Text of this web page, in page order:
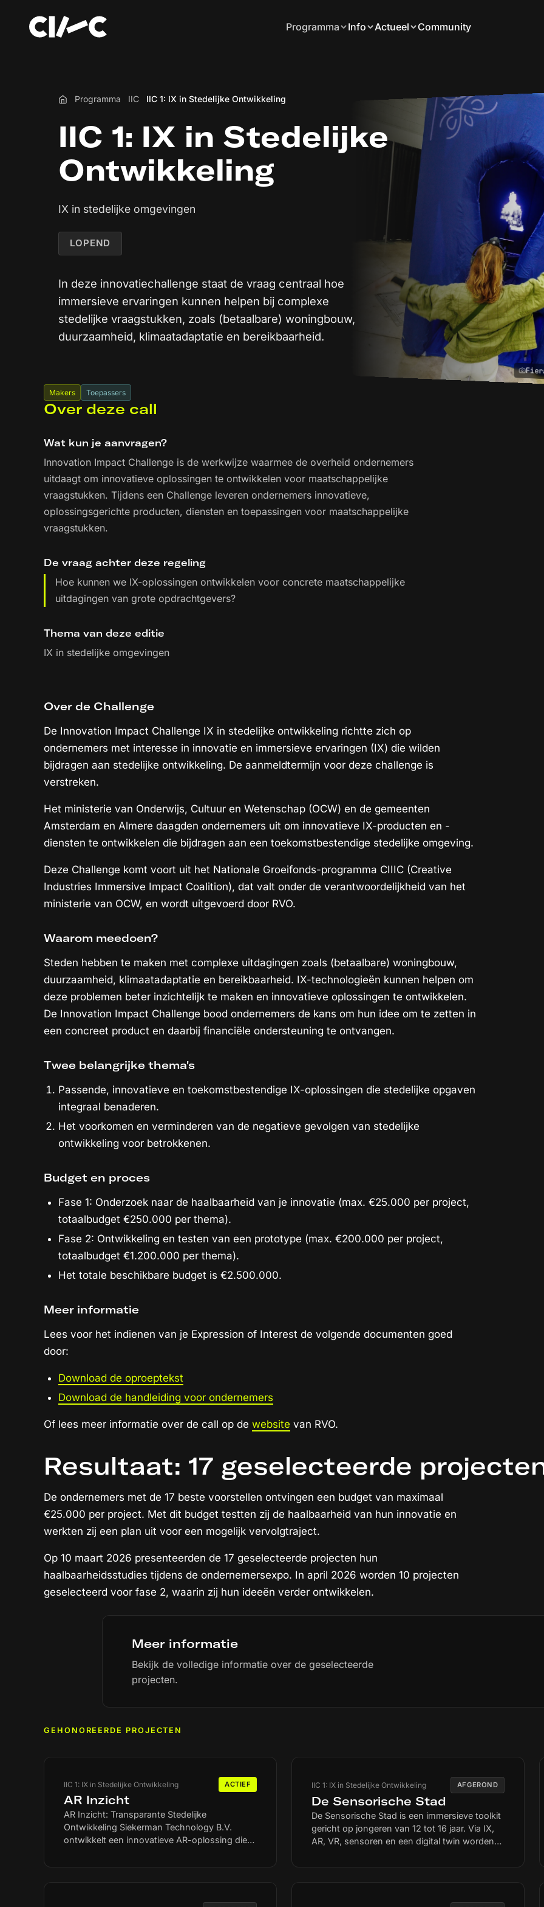
Programma Info Actueel Community
Home
Programma IIC IIC 1: IX in Stedelijke Ontwikkeling
IIC 1: IX in Stedelijke
Ontwikkeling
IX in stedelijke omgevingen
LOPEND
In deze innovatiechallenge staat de vraag centraal hoe
immersieve ervaringen kunnen helpen bij complexe
stedelijke vraagstukken, zoals (betaalbare) woningbouw,
duurzaamheid, klimaatadaptatie en bereikbaarheid.
Makers Toepassers
Over deze call
Wat kun je aanvragen?
Innovation Impact Challenge is de werkwijze waarmee de overheid ondernemers
uitdaagt om innovatieve oplossingen te ontwikkelen voor maatschappelijke
vraagstukken. Tijdens een Challenge leveren ondernemers innovatieve,
oplossingsgerichte producten, diensten en toepassingen voor maatschappelijke
vraagstukken.
De vraag achter deze regeling
Hoe kunnen we IX-oplossingen ontwikkelen voor concrete maatschappelijke
uitdagingen van grote opdrachtgevers?
Thema van deze editie
IX in stedelijke omgevingen
Over de Challenge
De Innovation Impact Challenge IX in stedelijke ontwikkeling richtte zich op
ondernemers met interesse in innovatie en immersieve ervaringen (IX) die wilden
bijdragen aan stedelijke ontwikkeling. De aanmeldtermijn voor deze challenge is
verstreken.
Het ministerie van Onderwijs, Cultuur en Wetenschap (OCW) en de gemeenten
Amsterdam en Almere daagden ondernemers uit om innovatieve IX-producten en -
diensten te ontwikkelen die bijdragen aan een toekomstbestendige stedelijke omgeving.
Deze Challenge komt voort uit het Nationale Groeifonds-programma CIIIC (Creative
Industries Immersive Impact Coalition), dat valt onder de verantwoordelijkheid van het
ministerie van OCW, en wordt uitgevoerd door RVO.
Waarom meedoen?
Steden hebben te maken met complexe uitdagingen zoals (betaalbare) woningbouw,
duurzaamheid, klimaatadaptatie en bereikbaarheid. IX-technologieën kunnen helpen om
deze problemen beter inzichtelijk te maken en innovatieve oplossingen te ontwikkelen.
De Innovation Impact Challenge bood ondernemers de kans om hun idee om te zetten in
een concreet product en daarbij financiële ondersteuning te ontvangen.
Twee belangrijke thema's
Passende, innovatieve en toekomstbestendige IX-oplossingen die stedelijke opgaven
integraal benaderen.
Het voorkomen en verminderen van de negatieve gevolgen van stedelijke
ontwikkeling voor betrokkenen.
Budget en proces
Fase 1: Onderzoek naar de haalbaarheid van je innovatie (max. €25.000 per project,
totaalbudget €250.000 per thema).
Fase 2: Ontwikkeling en testen van een prototype (max. €200.000 per project,
totaalbudget €1.200.000 per thema).
Het totale beschikbare budget is €2.500.000.
Meer informatie
Lees voor het indienen van je Expression of Interest de volgende documenten goed
door:
Download de oproeptekst
Download de handleiding voor ondernemers
Of lees meer informatie over de call op de website van RVO.
Resultaat: 17 geselecteerde
De ondernemers met de 17 beste voorstellen ontvingen een budget van maximaal
€25.000 per project. Met dit budget testten zij de haalbaarheid van hun innovatie en
werkten zij een plan uit voor een mogelijk vervolgtraject.
Op 10 maart 2026 presenteerden de 17 geselecteerde projecten hun
haalbaarheidsstudies tijdens de ondernemersexpo. In april 2026 worden 10 projecten
geselecteerd voor fase 2, waarin zij hun ideeën verder ontwikkelen.
Meer informatie
Bekijk de volledige informatie over de geselecteerde
projecten.
GEHONOREERDE PROJECTEN
IIC 1: IX in Stedelijke Ontwikkeling ACTIEF
AR Inzicht
AR Inzicht: Transparante Stedelijke
Ontwikkeling Siekerman Technology B.V.
ontwikkelt een innovatieve AR-oplossing die
over stedelijke ontwikkelingen. Gebruikers van
verwachte resultaten - op de exacte locatie
IIC 1: IX in Stedelijke Ontwikkeling AFGEROND
De Sensorische Stad
De Sensorische Stad is een immersieve toolkit
gericht op jongeren van 12 tot 16 jaar. Via IX,
AR, VR, sensoren en een digital twin worden
vraagstukken over biodiversiteit,